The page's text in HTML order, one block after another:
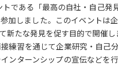
である「最高の自社・自己発
加しました。このイベントは
たな発見を促す目的で開催し
練習を通じて企業研究・自己
ンターンシップの宣伝など